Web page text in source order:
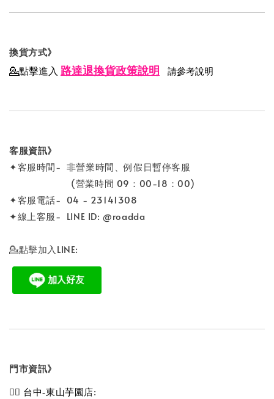
換貨方式》
💁點擊進入 路達退換貨政策說明 請參考說明
客服資訊》
✦客服時間- 非營業時間、例假日暫停客服
(營業時間 09：00-18：00)
✦客服電話- 04 - 23141308
✦線上客服- LINE ID: @roadda
💁點擊加入LINE:
門市資訊》
💁‍♀️ 台中-東山芋園店: